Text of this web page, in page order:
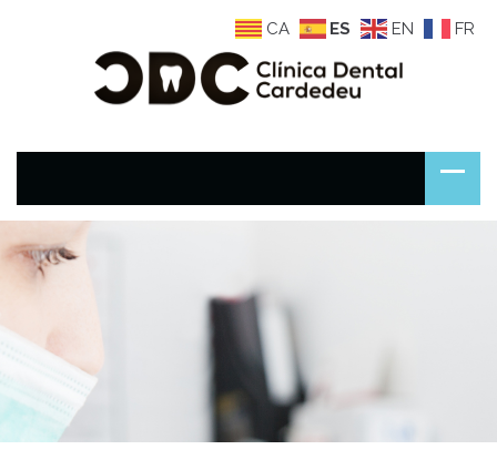
CA ES EN FR